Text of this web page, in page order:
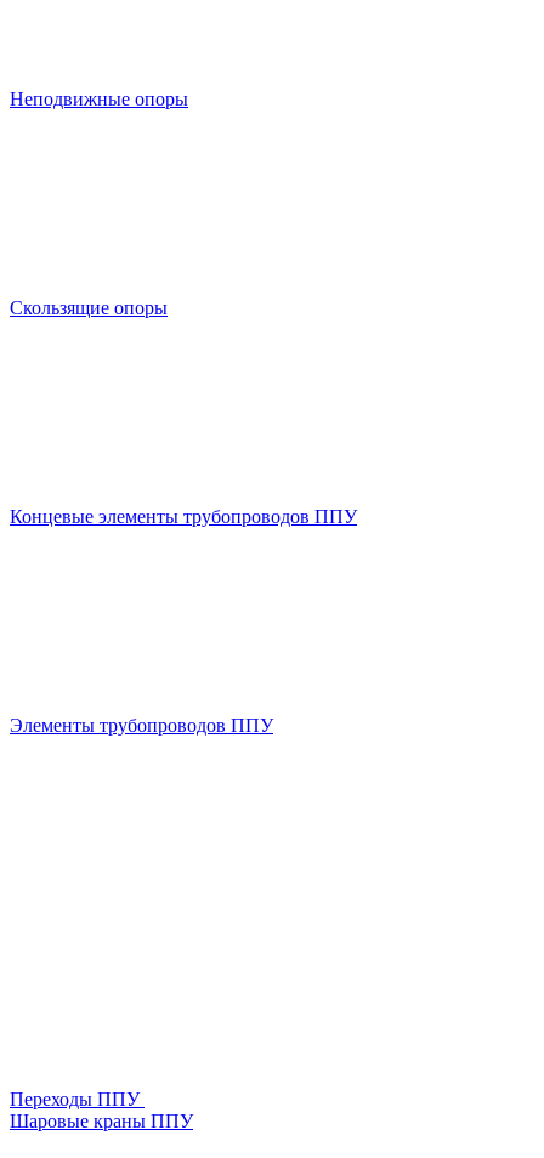
Неподвижные опоры
Скользящие опоры
Концевые элементы трубопроводов ППУ
Элементы трубопроводов ППУ
Переходы ППУ
Шаровые краны ППУ